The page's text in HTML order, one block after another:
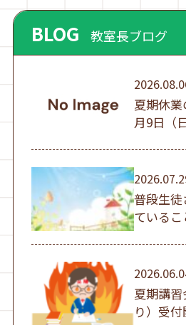
BLOG 教室長ブログ
夏期休
月9日（
普段生徒
ている
①）
夏期講
り）受